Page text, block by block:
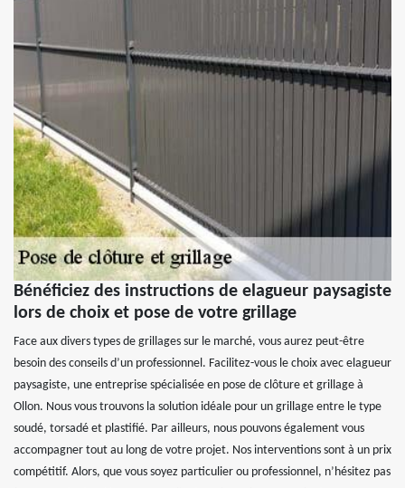
Bénéficiez des instructions de elagueur paysagiste
lors de choix et pose de votre grillage
Face aux divers types de grillages sur le marché, vous aurez peut-être
besoin des conseils d’un professionnel. Facilitez-vous le choix avec elagueur
paysagiste, une entreprise spécialisée en pose de clôture et grillage à
Ollon. Nous vous trouvons la solution idéale pour un grillage entre le type
soudé, torsadé et plastifié. Par ailleurs, nous pouvons également vous
accompagner tout au long de votre projet. Nos interventions sont à un prix
compétitif. Alors, que vous soyez particulier ou professionnel, n’hésitez pas